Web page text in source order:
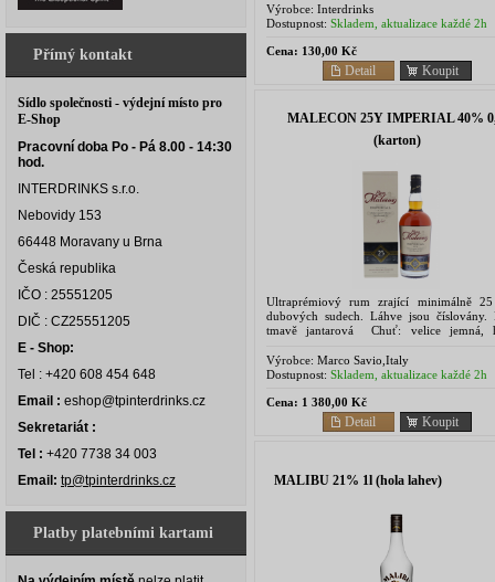
Přímý kontakt
Sídlo společnosti - výdejní místo pro
E-Shop
Pracovní doba Po - Pá 8.00 - 14:30
hod.
INTERDRINKS s.r.o.
Nebovidy 153
66448 Moravany u Brna
Česká republika
IČO : 25551205
DIČ : CZ25551205
E - Shop:
Tel : +420 608 454 648
Email : eshop@tpinterdrinks.cz
Sekretariát :
Tel : +420 7738 34 003
Email: tp@tpinterdrinks.cz
Platby platebními kartami
Výrobce: Interdrinks
Dostupnost: Skladem, aktualizace každé 2h
Cena: 130,00 Kč
Koupit
Detail
MALECON 25Y IMPERIAL 40%
(karton)
Ultraprémiový rum zrající minimálně
dubových sudech. Láhve jsou číslovány.
tmavě jantarová Chuť: velice jemná,
zážitek který ocení...
Výrobce: Marco Savio,Italy
Dostupnost: Skladem, aktualizace každé 2h
Cena: 1 380,00 Kč
Koupit
Detail
MALIBU 21% 1l (hola lahev)